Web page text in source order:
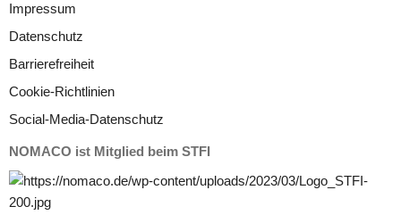
Impressum
Datenschutz
Barrierefreiheit
Cookie-Richtlinien
Social-Media-Datenschutz
NOMACO ist Mitglied beim STFI